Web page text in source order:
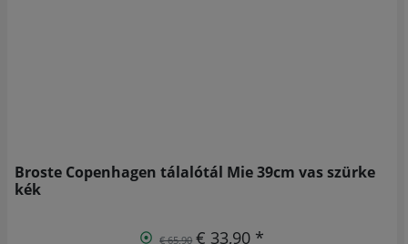
Broste Copenhagen tálalótál Mie 39cm vas szürke
kék
€ 65,90 € 33,90 *